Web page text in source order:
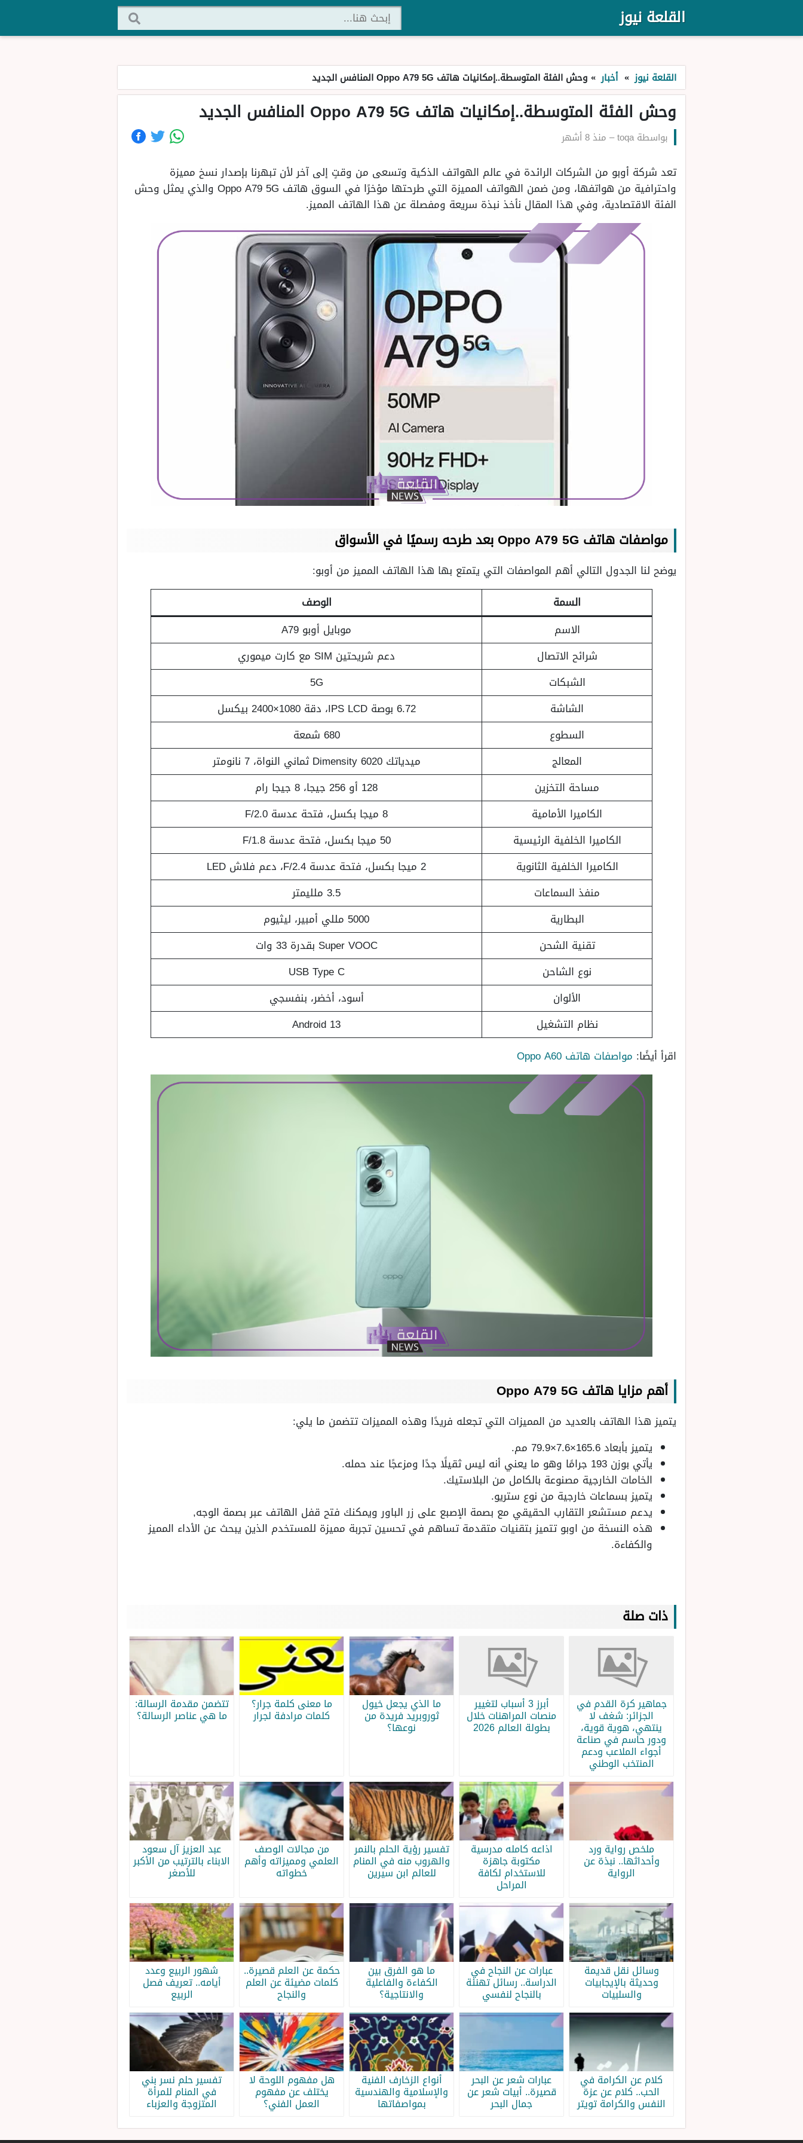
القلعة نيوز
القلعة نيوز » أخبار » وحش الفئة المتوسطة..إمكانيات هاتف Oppo A79 5G المنافس الجديد
وحش الفئة المتوسطة..إمكانيات هاتف Oppo A79 5G المنافس الجديد
بواسطةtoqa
– منذ 8 أشهر
تعد شركة أوبو من الشركات الرائدة في عالم الهواتف الذكية وتسعى من وقتٍ إلى آخر لأن تبهرنا بإصدار نسخ مميزة
واحترافية من هواتفها، ومن ضمن الهواتف المميزة التي طرحتها مؤخرًا في السوق هاتف Oppo A79 5G والذي يمثل وحش
الفئة الاقتصادية، وفي هذا المقال نأخذ نبذة سريعة ومفصلة عن هذا الهاتف المميز.
مواصفات هاتف Oppo A79 5G بعد طرحه رسميًا في الأسواق
يوضح لنا الجدول التالي أهم المواصفات التي يتمتع بها هذا الهاتف المميز من أوبو:
السمة
الوصف
الاسم
موبايل أوبو A79
شرائح الاتصال
دعم شريحتين SIM مع كارت ميموري
الشبكات
5G
الشاشة
6.72 بوصة IPS LCD، دقة 1080×2400 بيكسل
السطوع
680 شمعة
المعالج
ميدياتك Dimensity 6020 ثماني النواة، 7 نانومتر
مساحة التخزين
128 أو 256 جيجا، 8 جيجا رام
الكاميرا الأمامية
8 ميجا بكسل، فتحة عدسة F/2.0
الكاميرا الخلفية الرئيسية
50 ميجا بكسل، فتحة عدسة F/1.8
الكاميرا الخلفية الثانوية
2 ميجا بكسل، فتحة عدسة F/2.4، دعم فلاش LED
منفذ السماعات
3.5 ملليمتر
البطارية
5000 مللي أمبير، ليثيوم
تقنية الشحن
Super VOOC بقدرة 33 وات
نوع الشاحن
USB Type C
الألوان
أسود، أخضر، بنفسجي
نظام التشغيل
Android 13
اقرأ أيضًا: مواصفات هاتف Oppo A60
أهم مزايا هاتف Oppo A79 5G
يتميز هذا الهاتف بالعديد من المميزات التي تجعله فريدًا وهذه المميزات تتضمن ما يلي:
يتميز بأبعاد 165.6×7.6×79.9 مم.
يأتي بوزن 193 جرامًا وهو ما يعني أنه ليس ثقيلًا جدًا ومزعجًا عند حمله.
الخامات الخارجية مصنوعة بالكامل من البلاستيك.
يتميز بسماعات خارجية من نوع ستريو.
يدعم مستشعر التقارب الحقيقي مع بصمة الإصبع على زر الباور ويمكنك فتح قفل الهاتف عبر بصمة الوجه,
هذه النسخة من اوبو تتميز بتقنيات متقدمة تساهم في تحسين تجربة مميزة للمستخدم الذين يبحث عن الأداء المميز
والكفاءة.
ذات صلة
جماهير كرة القدم في
الجزائر: شغف لا
ينتهي، هوية قوية،
ودور حاسم في صناعة
أجواء الملاعب ودعم
المنتخب الوطني
أبرز 3 أسباب لتغيير
منصات المراهنات خلال
بطولة العالم 2026
ما الذي يجعل خيول
ثوروبريد فريدة من
نوعها؟
ما معنى كلمة جرار؟
كلمات مرادفة لجرار
تتضمن مقدمة الرسالة:
ما هي عناصر الرسالة؟
ملخص رواية ورد
وأحداثها.. نبذة عن
الرواية
اذاعه كامله مدرسية
مكتوبة جاهزة
للاستخدام لكافة
المراحل
تفسير رؤية الحلم بالنمر
والهروب منه في المنام
للعالم ابن سيرين
من مجالات الوصف
العلمي ومميزاته وأهم
خطواته
عبد العزيز آل سعود
الابناء بالترتيب من الأكبر
للأصغر
وسائل نقل قديمة
وحديثة بالإيجابيات
والسلبيات
عبارات عن النجاح في
الدراسة.. رسائل تهنئة
بالنجاح لنفسي
ما هو الفرق بين
الكفاءة والفاعلية
والانتاجية؟
حكمة عن العلم قصيرة..
كلمات مضيئة عن العلم
والنجاح
شهور الربيع وعدد
أيامه.. تعريف فصل
الربيع
كلام عن الكرامة في
الحب.. كلام عن عزة
النفس والكرامة تويتر
عبارات شعر عن البحر
قصيرة.. أبيات شعر عن
جمال البحر
أنواع الزخارف الفنية
والإسلامية والهندسية
بمواصفاتها
هل مفهوم اللوحة لا
يختلف عن مفهوم
العمل الفني؟
تفسير حلم نسر بني
في المنام للمرأة
المتزوجة والعزباء